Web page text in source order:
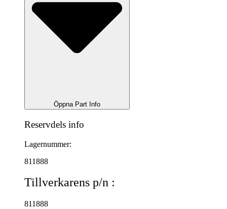
Öppna Part Info
Reservdels info
Lagernummer:
811888
Tillverkarens p/n :
811888